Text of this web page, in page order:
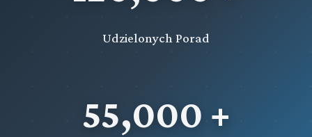
Udzielonych Porad
55,000 +